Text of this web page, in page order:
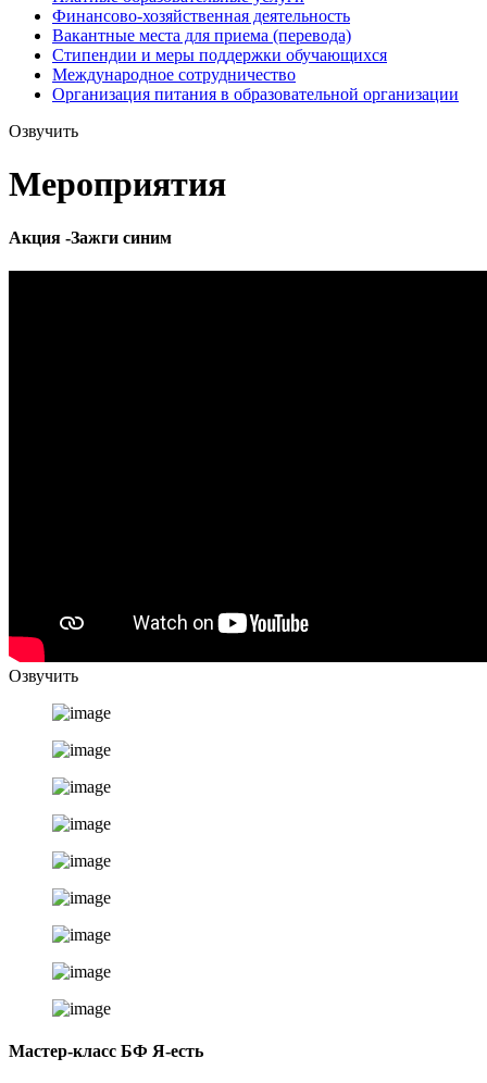
Финансово-хозяйственная деятельность
Вакантные места для приема (перевода)
Стипендии и меры поддержки обучающихся
Международное сотрудничество
Организация питания в образовательной организации
Озвучить
Мероприятия
Акция -Зажги синим
Озвучить
Мастер-класс БФ Я-есть